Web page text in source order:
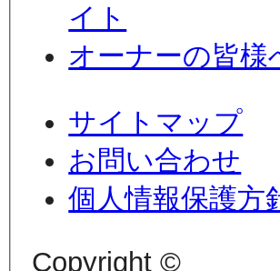
イト
オーナーの皆様
サイトマップ
お問い合わせ
個人情報保護方
Copyright ©